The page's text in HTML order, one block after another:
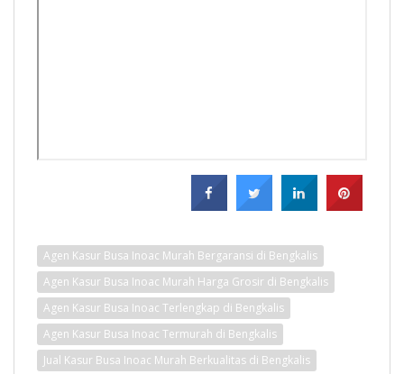
Agen Kasur Busa Inoac Murah Bergaransi di Bengkalis
Agen Kasur Busa Inoac Murah Harga Grosir di Bengkalis
Agen Kasur Busa Inoac Terlengkap di Bengkalis
Agen Kasur Busa Inoac Termurah di Bengkalis
Jual Kasur Busa Inoac Murah Berkualitas di Bengkalis